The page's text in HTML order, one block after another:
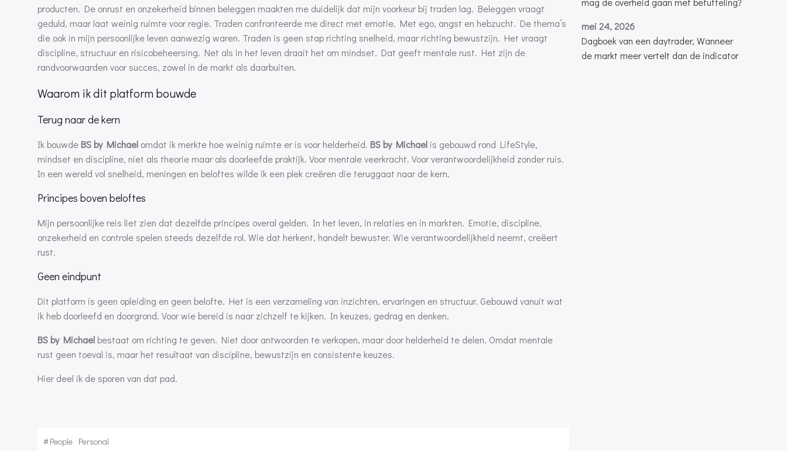
producten. De onrust en onzekerheid binnen beleggen maakten me duidelijk dat mijn voorkeur bij traden lag. Beleggen vraagt
geduld, maar laat weinig ruimte voor regie. Traden confronteerde me direct met emotie. Met ego, angst en hebzucht. De thema’s
die ook in mijn persoonlijke leven aanwezig waren. Traden is geen stap richting snelheid, maar richting bewustzijn. Het vraagt
discipline, structuur en risicobeheersing. Net als in het leven draait het om mindset. Dat geeft mentale rust. Het zijn de
randvoorwaarden voor succes, zowel in de markt als daarbuiten.
Waarom ik dit platform bouwde
Terug naar de kern
Ik bouwde BS by Michael omdat ik merkte hoe weinig ruimte er is voor helderheid. BS by Michael is gebouwd rond LifeStyle,
mindset en discipline, niet als theorie maar als doorleefde praktijk. Voor mentale veerkracht. Voor verantwoordelijkheid zonder ruis.
In een wereld vol snelheid, meningen en beloftes wilde ik een plek creëren die teruggaat naar de kern.
Principes boven beloftes
Mijn persoonlijke reis liet zien dat dezelfde principes overal gelden. In het leven, in relaties en in markten. Emotie, discipline,
onzekerheid en controle spelen steeds dezelfde rol. Wie dat herkent, handelt bewuster. Wie verantwoordelijkheid neemt, creëert
rust.
Geen eindpunt
Dit platform is geen opleiding en geen belofte. Het is een verzameling van inzichten, ervaringen en structuur. Gebouwd vanuit wat
ik heb doorleefd en doorgrond. Voor wie bereid is naar zichzelf te kijken. In keuzes, gedrag en denken.
BS by Michael bestaat om richting te geven. Niet door antwoorden te verkopen, maar door helderheid te delen. Omdat mentale
rust geen toeval is, maar het resultaat van discipline, bewustzijn en consistente keuzes.
Hier deel ik de sporen van dat pad.
#People Personal
mei 24, 2026
Dagboek van een daytrader, Wanneer
de markt meer vertelt dan de indicator